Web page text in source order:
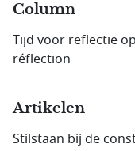
Column
Tijd voor reflectie
réflection
Artikelen
Stilstaan bij de